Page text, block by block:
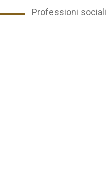
Professioni sociali